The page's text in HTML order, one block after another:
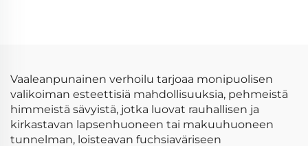
rypyllyllä
Vaaleanpunainen verhoilu tarjoaa monipuolisen
valikoiman esteettisiä mahdollisuuksia, pehmeistä
himmeistä sävyistä, jotka luovat rauhallisen ja
kirkastavan lapsenhuoneen tai makuuhuoneen
tunnelman, loisteavan fuchsiaväriseen